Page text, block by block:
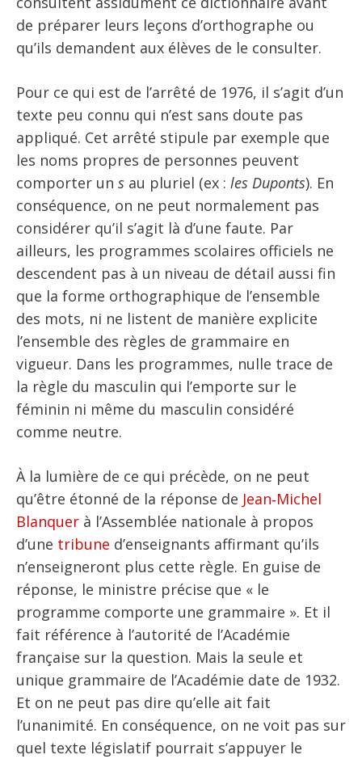
de préparer leurs leçons d’orthographe ou
qu’ils demandent aux élèves de le consulter.
Pour ce qui est de l’arrêté de 1976, il s’agit d’un
texte peu connu qui n’est sans doute pas
appliqué. Cet arrêté stipule par exemple que
les noms propres de personnes peuvent
comporter un s au pluriel (ex : les Duponts). En
conséquence, on ne peut normalement pas
considérer qu’il s’agit là d’une faute. Par
ailleurs, les programmes scolaires officiels ne
descendent pas à un niveau de détail aussi fin
que la forme orthographique de l’ensemble
des mots, ni ne listent de manière explicite
l’ensemble des règles de grammaire en
vigueur. Dans les programmes, nulle trace de
la règle du masculin qui l’emporte sur le
féminin ni même du masculin considéré
comme neutre.
À la lumière de ce qui précède, on ne peut
qu’être étonné de la réponse de Jean‑Michel
Blanquer à l’Assemblée nationale à propos
d’une tribune d’enseignants affirmant qu’ils
n’enseigneront plus cette règle. En guise de
réponse, le ministre précise que « le
programme comporte une grammaire ». Et il
fait référence à l’autorité de l’Académie
française sur la question. Mais la seule et
unique grammaire de l’Académie date de 1932.
Et on ne peut pas dire qu’elle ait fait
l’unanimité. En conséquence, on ne voit pas sur
quel texte législatif pourrait s’appuyer le